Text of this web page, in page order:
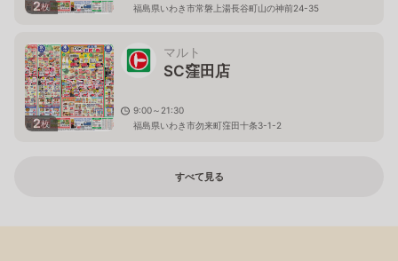
2枚
福島県いわき市常磐上湯長谷町山の神前24-35
2枚
マルト
SC窪田店
9:00～21:30
福島県いわき市勿来町窪田十条3-1-2
すべて見る